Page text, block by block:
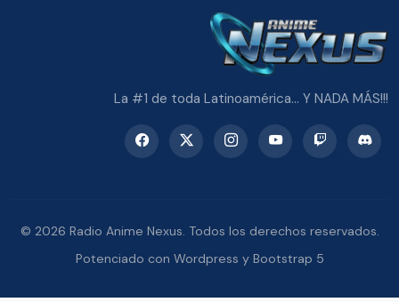
La #1 de toda Latinoamérica... Y NADA MÁS!!!
© 2026 Radio Anime Nexus. Todos los derechos reservados.
Potenciado con Wordpress y Bootstrap 5